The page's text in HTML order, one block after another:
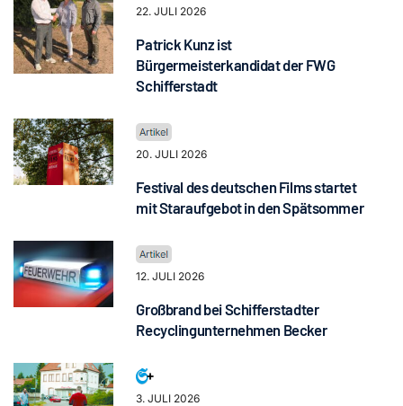
22. JULI 2026
Patrick Kunz ist
Bürgermeisterkandidat der FWG
Schifferstadt
20. JULI 2026
Festival des deutschen Films startet
mit Staraufgebot in den Spätsommer
12. JULI 2026
Großbrand bei Schifferstadter
Recyclingunternehmen Becker
3. JULI 2026